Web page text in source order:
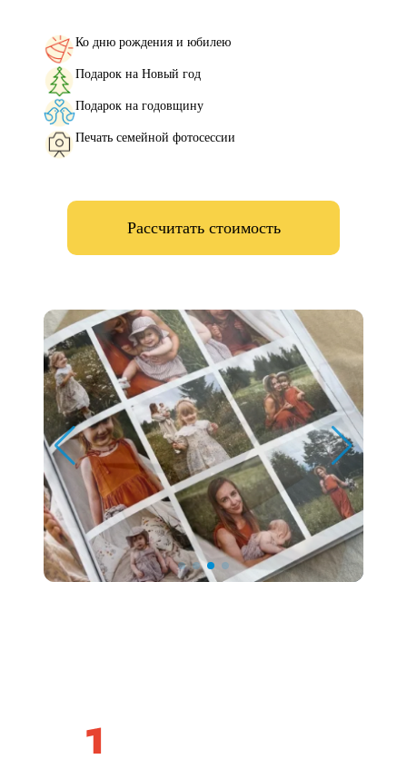
Ко дню рождения и юбилею
Подарок на Новый год
Подарок на годовщину
Печать семейной фотосессии
Рассчитать стоимость